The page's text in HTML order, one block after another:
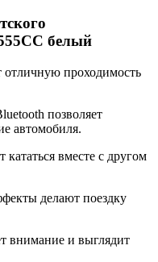
белый
проходимость
позволяет
автомобиля.
кататься вместе с другом
делают поездку
внимание и выглядит